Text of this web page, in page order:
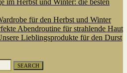
im Herbst und Winter: die besten
für den Herbst und Winter
Abendroutine für strahlende Haut
Lieblingsprodukte für den Durst
SEARCH